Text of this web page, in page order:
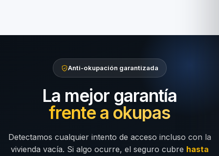
Anti-okupación garantizada
La mejor garantía
frente a okupas
Detectamos cualquier intento de acceso incluso con la
vivienda vacía. Si algo ocurre, el seguro cubre hasta